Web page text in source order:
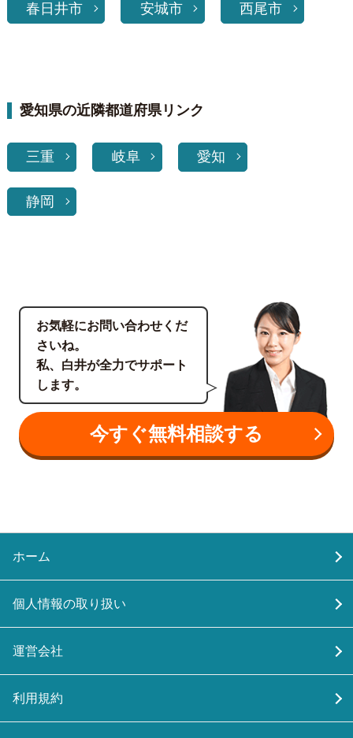
春日井市 安城市 西尾市
愛知県の近隣都道府県リンク
三重 岐阜 愛知
静岡
お気軽にお問い合わせくだ
さいね。
私、白井が全力でサポート
します。
今すぐ無料相談する
ホーム
個人情報の取り扱い
運営会社
利用規約